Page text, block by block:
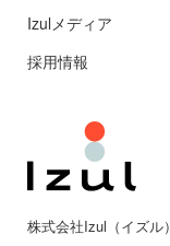
株式会社Izul（イズル）
Izulメディア
採用情報